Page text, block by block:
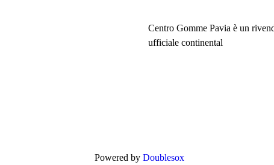
Centro Gomme Pavia è un
ufficiale continental
Powered by Doublesox